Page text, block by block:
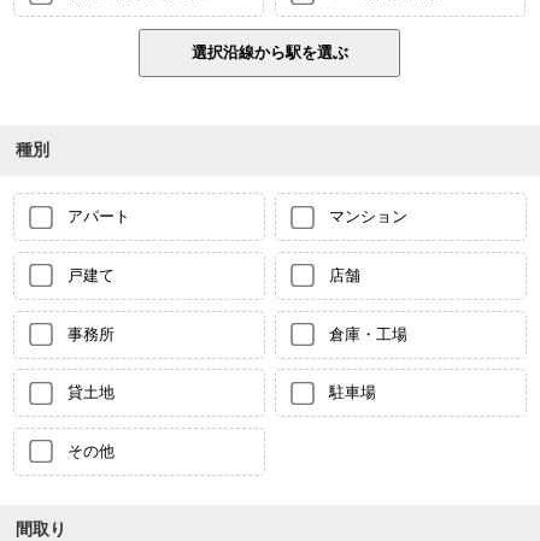
種別
アパート マンション
戸建て 店舗
事務所 倉庫・工場
貸土地 駐車場
その他
間取り